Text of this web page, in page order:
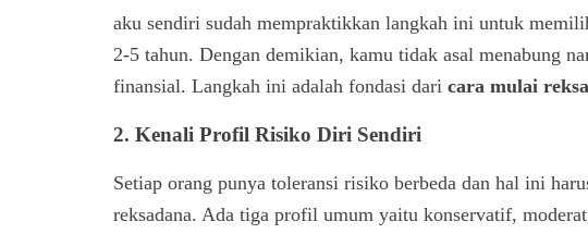
aku sendiri sudah mempraktikkan langkah ini untuk
2-5 tahun. Dengan demikian, kamu tidak asal menabung
finansial. Langkah ini adalah fondasi dari cara mulai
2. Kenali Profil Risiko Diri Sendiri
Setiap orang punya toleransi risiko berbeda dan hal ini
reksadana. Ada tiga profil umum yaitu konservatif,